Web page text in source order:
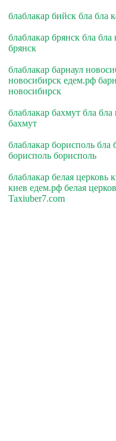
блаблакар бийск бла бла
блаблакар брянск бла
брянск
блаблакар барнаул
новосибирск едем.рф
новосибирск
блаблакар бахмут бла
бахмут
блаблакар борисполь бла
борисполь борисполь
блаблакар белая церковь
киев едем.рф белая
Taxiuber7.com